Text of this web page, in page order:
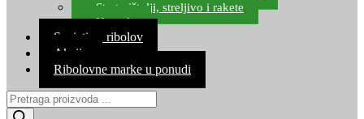
Start pištolji, streljivo i rakete
Kontakt
Savjeti za ribolov
Akcija
Ribolovne marke u ponudi
Products
search